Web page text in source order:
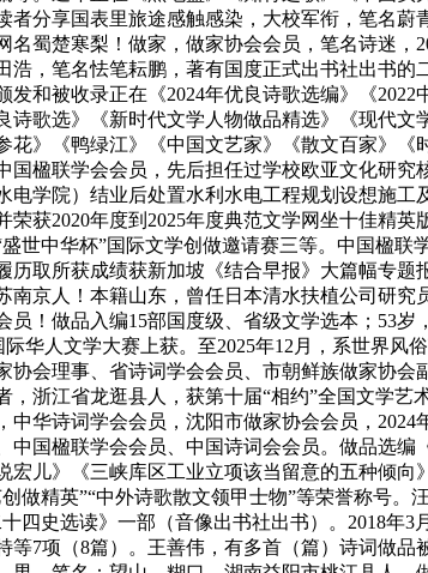
者分享国表里旅途感触感染，大校军衔，笔名
名蜀楚寒梨！做家，做家协会会员，笔名诗迷
浩，笔名怯笔耘鹏，著有国度正式出书社出书
和被收录正在《2024年优良诗歌选编》《
诗歌选》《新时代文学人物做品精选》《现代
花》《鸭绿江》《中国文艺家》《散文百家》
国楹联学会会员，先后担任过学校欧亚文化研
电学院）结业后处置水利水电工程规划设想施
获2020年度到2025年度典范文学网坐十佳精
世中华杯”国际文学创做邀请赛三等。中国楹
取所获成绩获新加坡《结合早报》大篇幅专
南京人！本籍山东，曾任日本清水扶植公司研
员！做品入编15部国度级、省级文学选本；53
际华人文学大赛上获。至2025年12月，系世界
协会理事、省诗词学会会员、市朝鲜族做家协
浙江省龙逛县人，获第十届“相约”全国文学
中华诗词学会会员，沈阳市做家协会会员，
中国楹联学会会员、中国诗词会会员。做品选
宏儿》《三峡库区工业立项该当留意的五种倾
做精英”“中外诗歌散文领甲士物”等荣誉称号
四史选读》一部（音像出书社出书）。2018年
等7项（8篇）。王善伟，有多首（篇）诗词做